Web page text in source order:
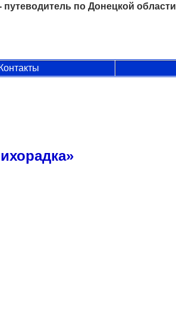
по Донецкой области